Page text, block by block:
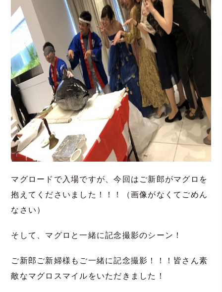
マグロードで入場ですが、今回はご新郎がマグロを
抱えてくださいました！！！（画像がなくてごめん
なさい）
そして、マグロと一緒に記念撮影のシーン！
ご新郎ご新婦様もご一緒に記念撮影！！！皆さん素
敵なマグロスマイルをいただきました！